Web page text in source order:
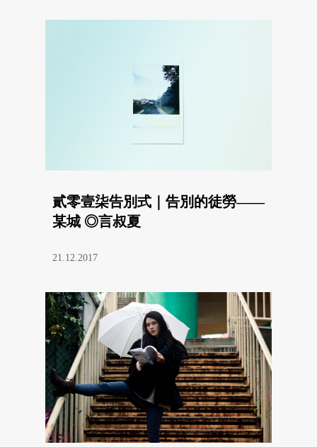
貳零壹柒告別式｜告別的徒勞——
某城 ◎言叔夏
21.12.2017